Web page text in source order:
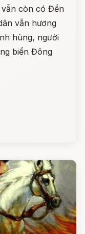
còn có Đền
vẫn hương
hùng, người
biển Đông